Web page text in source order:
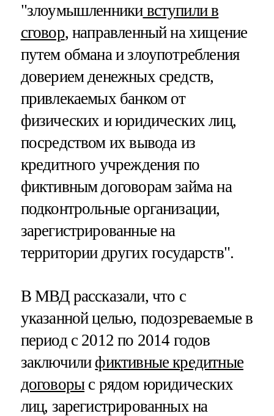
"злоумышленникивступили в
сговор, направленный на хищение
путем обмана и злоупотребления
доверием денежных средств,
привлекаемых банком от
физических и юридических лиц,
посредством их вывода из
кредитного учреждения по
фиктивным договорам займа на
подконтрольные организации,
зарегистрированные на
территории других государств".
В МВД рассказали, что с
указанной целью, подозреваемые в
период с 2012 по 2014 годов
заключили фиктивные кредитные
договорыс рядом юридических
лиц, зарегистрированных на